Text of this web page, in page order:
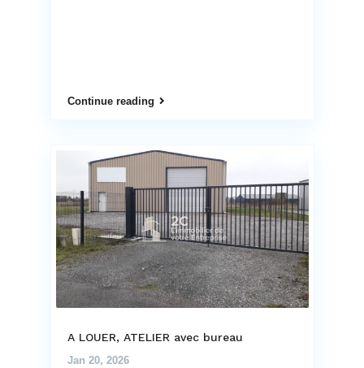
Continue reading
A LOUER, ATELIER avec bureau
Jan 20, 2026